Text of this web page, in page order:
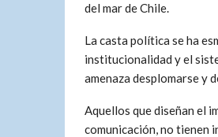
del mar de Chile.
La casta política se ha
institucionalidad y el
amenaza desplomarse y
Aquellos que diseñan el
comunicación, no tienen